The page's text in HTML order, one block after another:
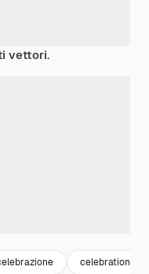
vettori.
celebration